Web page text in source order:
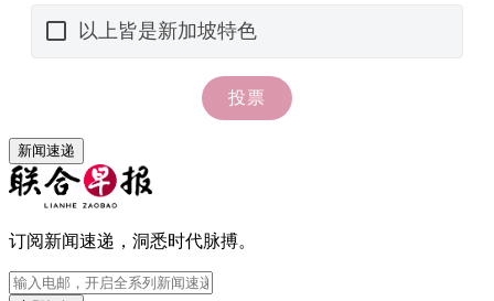
新闻速递
订阅新闻速递，洞悉时代脉搏。